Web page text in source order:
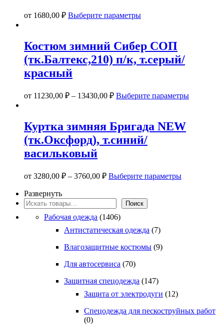
странице
от 1680,00 ₽ Выберите параметрыЭтот
несколько
вариаций.
Опции
можно
странице
Костюм зимний Сибер СОП
(тк.Балтекс,210) п/к, т.серый/
красный
от 11230,00 ₽ – 13430,00 ₽ Выберите параметрыЭтот
Куртка зимняя Бригада NEW
(тк.Оксфорд), т.синий/
васильковый
от 3280,00 ₽ – 3760,00 ₽ Выберите параметрыЭтот
Развернуть
Поиск
Поиск
Рабочая одежда (1406)
Антистатическая одежда (7)
Влагозащитные костюмы (9)
Для автосервиса (70)
Защитная спецодежда (147)
Защита от электродуги (12)
Спецодежда для пескоструйных работ
(0)